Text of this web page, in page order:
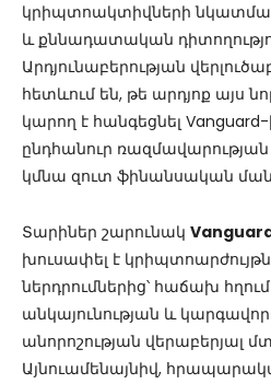
կրիպտոակտիվների
և քննադատական
Արդյունաբերության
հետևում են, թե արդյոք այս
կարող է հանգեցնել
ընդհանուր
կմնա զուտ ֆինանսական
Տարիներ շարունակ
խուսափել է
ներդրումներից՝ հաճախ
անկայունության և
անորոշության վերաբերյալ
Այնուամենայնիվ,